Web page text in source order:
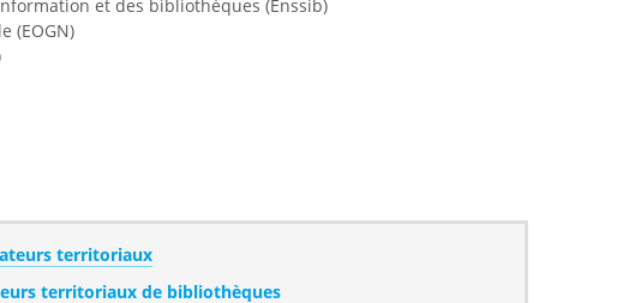
et des bibliothèques (Enssib)
(EOGN)
territoriaux
territoriaux de bibliothèques